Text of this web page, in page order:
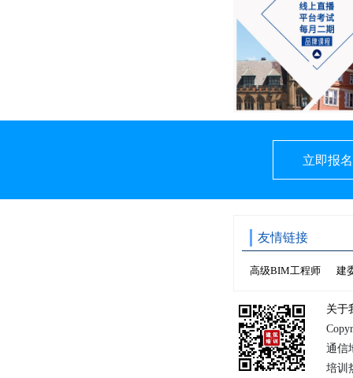
立即报名
友情链接
高级BIM工程师 建
关于
通信
培训